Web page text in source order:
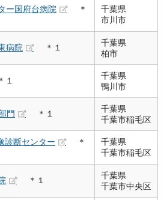
ー国府台病院
＊
千葉県
市川市
病院 ＊１
千葉県
柏市
１
千葉県
鴨川市
門 ＊１
千葉県
千葉市稲毛区
診断センター
＊
千葉県
千葉市稲毛区
＊１
千葉県
千葉市中央区